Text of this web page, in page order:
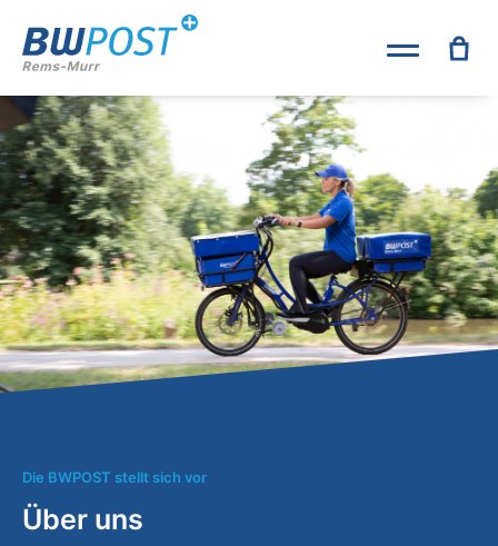
Die BWPOST stellt sich vor
Über uns